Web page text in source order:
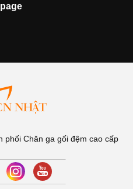
phối Chăn ga gối đệm cao cấp